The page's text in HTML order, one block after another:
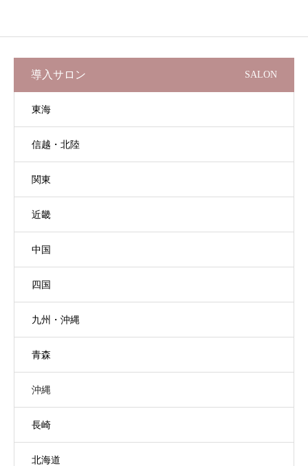
導入サロン SALON
東海
信越・北陸
関東
近畿
中国
四国
九州・沖縄
青森
沖縄
長崎
北海道